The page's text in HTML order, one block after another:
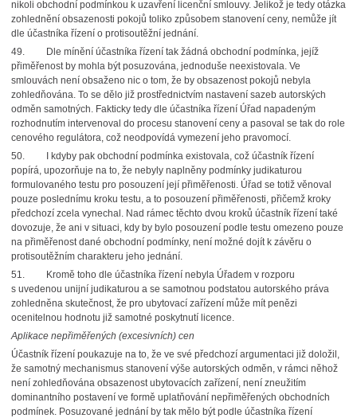
nikoli obchodní podmínkou k uzavření licenční smlouvy. Jelikož je tedy otázka
zohlednění obsazenosti pokojů toliko způsobem stanovení ceny, nemůže jít
dle účastníka řízení o protisoutěžní jednání.
49.
Dle mínění účastníka řízení tak žádná obchodní podmínka, jejíž
přiměřenost by mohla být posuzována, jednoduše neexistovala. Ve
smlouvách není obsaženo nic o tom, že by obsazenost pokojů nebyla
zohledňována. To se dělo již prostřednictvím nastavení sazeb autorských
odměn samotných. Fakticky tedy dle účastníka řízení Úřad napadeným
rozhodnutím intervenoval do procesu stanovení ceny a pasoval se tak do role
cenového regulátora, což neodpovídá vymezení jeho pravomocí.
50.
I kdyby pak obchodní podmínka existovala, což účastník řízení
popírá, upozorňuje na to, že nebyly naplněny podmínky judikaturou
formulovaného testu pro posouzení její přiměřenosti. Úřad se totiž věnoval
pouze poslednímu kroku testu, a to posouzení přiměřenosti, přičemž kroky
předchozí zcela vynechal. Nad rámec těchto dvou kroků účastník řízení také
dovozuje, že ani v situaci, kdy by bylo posouzení podle testu omezeno pouze
na přiměřenost dané obchodní podmínky, není možné dojít k závěru o
protisoutěžním charakteru jeho jednání.
51.
Kromě toho dle účastníka řízení nebyla Úřadem v rozporu
s uvedenou unijní judikaturou a se samotnou podstatou autorského práva
zohledněna skutečnost, že pro ubytovací zařízení může mít penězi
ocenitelnou hodnotu již samotné poskytnutí licence.
Aplikace nepřiměřených (excesivních) cen
Účastník řízení poukazuje na to, že ve své předchozí argumentaci již doložil,
že samotný mechanismus stanovení výše autorských odměn, v rámci něhož
není zohledňována obsazenost ubytovacích zařízení, není zneužitím
dominantního postavení ve formě uplatňování nepřiměřených obchodních
podmínek. Posuzované jednání by tak mělo být podle účastníka řízení